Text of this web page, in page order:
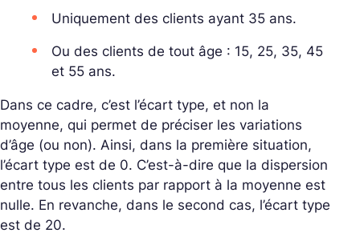
Uniquement des clients ayant 35 ans.
Ou des clients de tout âge : 15, 25, 35, 45
et 55 ans.
Dans ce cadre, c’est l’écart type, et non la
moyenne, qui permet de préciser les variations
d’âge (ou non). Ainsi, dans la première situation,
l’écart type est de 0. C’est-à-dire que la dispersion
entre tous les clients par rapport à la moyenne est
nulle. En revanche, dans le second cas, l’écart type
est de 20.